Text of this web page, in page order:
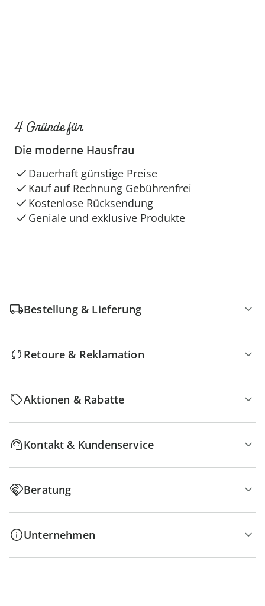
4 Gründe für
Die moderne Hausfrau
Dauerhaft günstige Preise
Kauf auf Rechnung Gebührenfrei
Kostenlose Rücksendung
Geniale und exklusive Produkte
Bestellung & Lieferung
Retoure & Reklamation
Aktionen & Rabatte
Kontakt & Kundenservice
Beratung
Unternehmen